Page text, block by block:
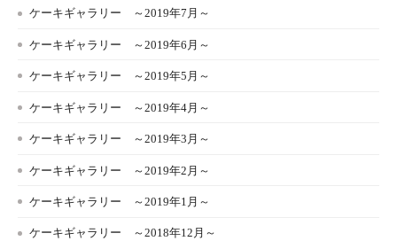
ケーキギャラリー ～2019年7月～
ケーキギャラリー ～2019年6月～
ケーキギャラリー ～2019年5月～
ケーキギャラリー ～2019年4月～
ケーキギャラリー ～2019年3月～
ケーキギャラリー ～2019年2月～
ケーキギャラリー ～2019年1月～
ケーキギャラリー ～2018年12月～